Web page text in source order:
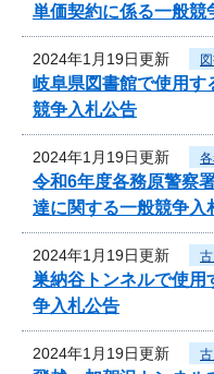
単価契約に係る一般競
2024年1月19日更新
岐阜県図書館で使用す
競争入札公告
2024年1月19日更新
令和6年度各務原警察
達に関する一般競争入
2024年1月19日更新
巣納谷トンネルで使用
争入札公告
2024年1月19日更新